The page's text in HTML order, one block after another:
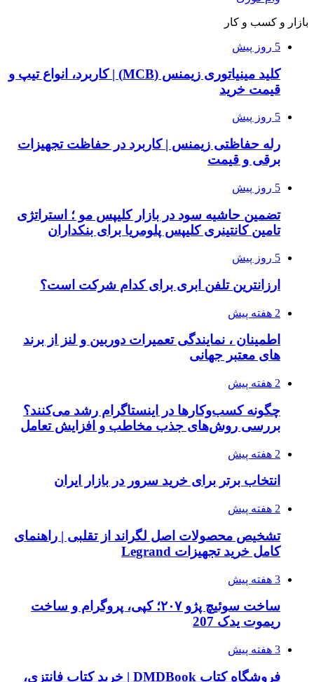
بازار و کسب و کار
5 روز پیش
کلید مینیاتوری زیمنس (MCB) | کاربرد، انواع تیپ و
قیمت خرید
5 روز پیش
رله حفاظتی زیمنس | کاربرد در حفاظت تجهیزات
برقی و قیمت
5 روز پیش
تضمین حاشیه سود در بازار کلیپس مو ؛ استراتژی
تامین کانتینری کلیپس پلومریا برای بنکداران
5 روز پیش
ارزانترین تلفن ابری برای کدام شرکت است؟
2 هفته پیش
اطمینان ، نمایندگی تعمیرات دوربین و لنز از برند
های معتبر جهانی
2 هفته پیش
چگونه کسب‌وکارها در اینستاگرام رشد می‌کنند؟
بررسی روش‌های جذب مخاطب و افزایش تعامل
2 هفته پیش
انتخاب برتر برای خرید سرور در بازار ایران
2 هفته پیش
تشخیص محصولات اصل لگراند از تقلبی | راهنمای
کامل خرید تجهیزات Legrand
3 هفته پیش
ساخت سوئیچ پژو ۲۰۷؛ کپی، پروگرام و ساخت
ریموت یدک 207
3 هفته پیش
فروشگاه کتاب DMDBook | خرید کتاب فانتزی،